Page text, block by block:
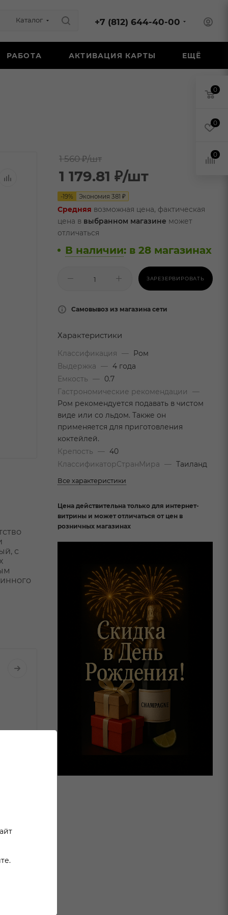
Каталог +7 (812) 644-40-00
РАБОТА АКТИВАЦИЯ КАРТЫ ЕЩЁ
с
1 560 ₽/шт
1 179.81 ₽/шт
-19% Экономия 381 ₽
Средняя возможная цена, фактическая
цена в выбранном магазине может
отличаться
В наличии: в 28 магазинах
ЗАРЕЗЕРВИРОВАТЬ
Самовывоз из магазина сети
Характеристики
Классификация —
Ром
Выдержка
— 4 года
Емкость
—
0.7
Гастрономические рекомендации
—
Ром рекомендуется подавать в чистом
виде или со льдом. Также он
применяется для приготовления
коктейлей.
Крепость
— 40
КлассификаторСтранМира
— Таиланд
Все характеристики
Цена действительна только для интернет-
витрины и может отличаться от цен в
розничных магазинах
0
0
0